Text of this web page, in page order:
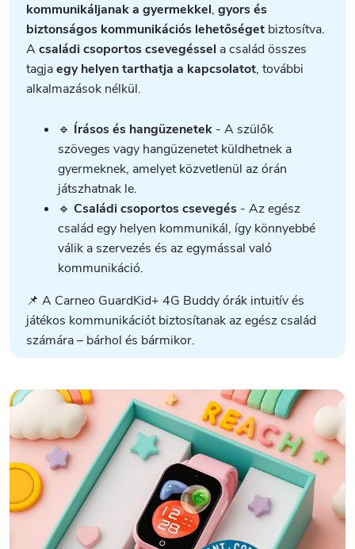
kommunikáljanak a gyermekkel,gyors és
biztonságos kommunikációs lehetőséget biztosítva.
Acsaládi csoportos csevegéssel a család összes
tagjaegy helyen tarthatja a kapcsolatot, további
alkalmazások nélkül.
🔹 Írásos és hangüzenetek - A szülők
szöveges vagy hangüzenetet küldhetnek a
gyermeknek, amelyet közvetlenül az órán
játszhatnak le.
🔹Családi csoportos csevegés - Az egész
család egy helyen kommunikál, így könnyebbé
válik a szervezés és az egymással való
kommunikáció.
📌 A Carneo GuardKid+ 4G Buddy órák intuitív és
játékos kommunikációt biztosítanak az egész család
számára – bárhol és bármikor.